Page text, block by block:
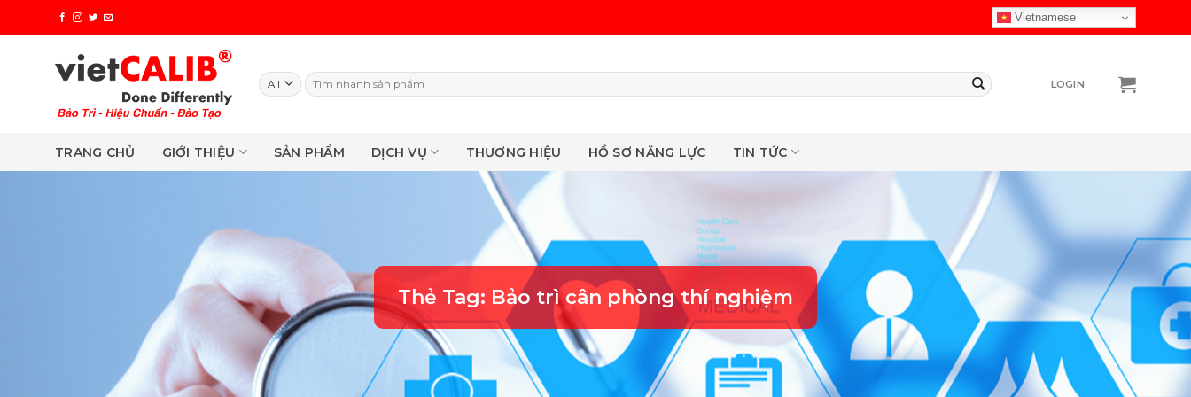
content
Vietnamese
Search
for:
LOGIN
TRANG CHỦ GIỚI THIỆU SẢN PHẨM DỊCH VỤ THƯƠNG HIỆU HỒ SƠ NĂNG LỰC TIN TỨC
Thẻ Tag: Bảo trì cân phòng thí nghiệm